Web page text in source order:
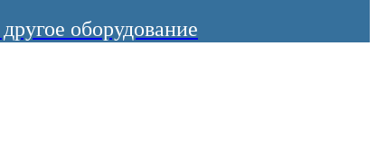
оборудование